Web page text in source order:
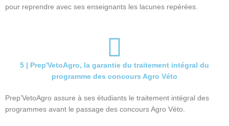
pour reprendre avec ses enseignants les lacunes repérées.
5 | Prep'VetoAgro, la garantie du traitement intégral du
programme des concours Agro Véto
Prep’VetoAgro assure à ses étudiants le traitement intégral des
programmes avant le passage des concours Agro Véto.